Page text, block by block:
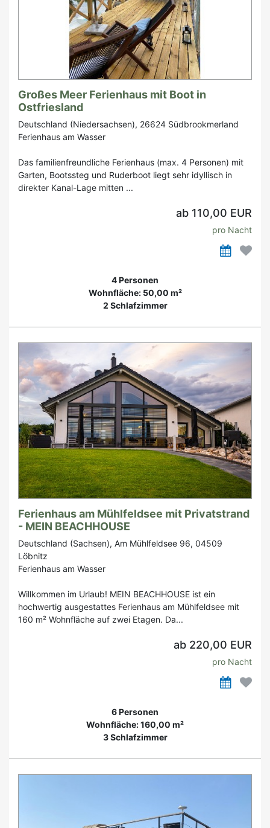
Großes Meer Ferienhaus mit Boot in
Ostfriesland
Deutschland (Niedersachsen), 26624 Südbrookmerland
Ferienhaus am Wasser
Das familienfreundliche Ferienhaus (max. 4 Personen) mit
Garten, Bootssteg und Ruderboot liegt sehr idyllisch in
direkter Kanal-Lage mitten ...
ab 110,00 EUR
pro Nacht
4 Personen
Wohnfläche: 50,00 m²
2 Schlafzimmer
Ferienhaus am Mühlfeldsee mit Privatstrand
- MEIN BEACHHOUSE
Deutschland (Sachsen), Am Mühlfeldsee 96, 04509
Löbnitz
Ferienhaus am Wasser
Willkommen im Urlaub! MEIN BEACHHOUSE ist ein
hochwertig ausgestattes Ferienhaus am Mühlfeldsee mit
160 m² Wohnfläche auf zwei Etagen. Da...
ab 220,00 EUR
pro Nacht
6 Personen
Wohnfläche: 160,00 m²
3 Schlafzimmer